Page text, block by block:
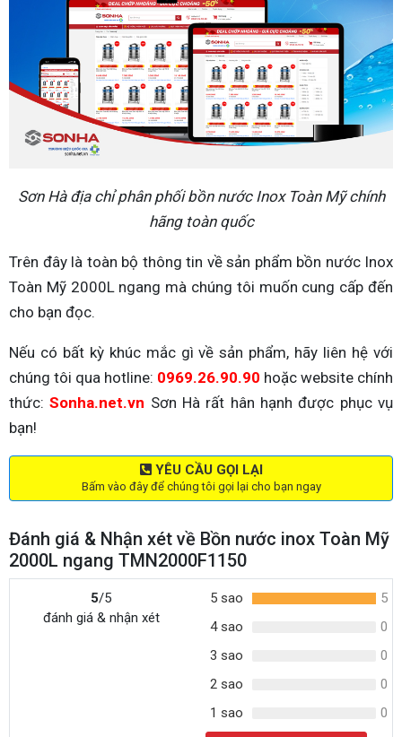
Sơn Hà địa chỉ phân phối bồn nước Inox Toàn Mỹ chính
hãng toàn quốc
Trên đây là toàn bộ thông tin về sản phẩm bồn nước Inox
Toàn Mỹ 2000L ngang mà chúng tôi muốn cung cấp đến
cho bạn đọc.
Nếu có bất kỳ khúc mắc gì về sản phẩm, hãy liên hệ với
chúng tôi qua hotline: 0969.26.90.90 hoặc website chính
thức:Sonha.net.vn Sơn Hà rất hân hạnh được phục vụ
bạn!
YÊU CẦU GỌI LẠI
Bấm vào đây để chúng tôi gọi lại cho bạn ngay
Đánh giá & Nhận xét về Bồn nước inox Toàn Mỹ
2000L ngang TMN2000F1150
5/5
đánh giá & nhận xét
5 sao
5
4 sao
0
3 sao
0
2 sao
0
1 sao
0